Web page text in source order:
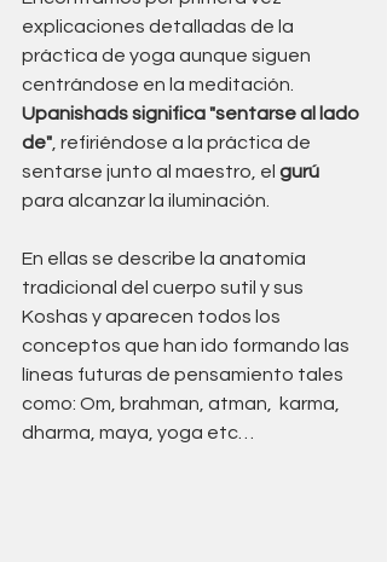
explicaciones detalladas de la
práctica de yoga aunque siguen
centrándose en la meditación.
Upanishads significa "sentarse al lado
de", refiriéndose a la práctica de
sentarse junto al maestro, el gurú
para alcanzar la iluminación.
En ellas se describe la anatomía
tradicional del cuerpo sutil y sus
Koshas y aparecen todos los
conceptos que han ido formando las
líneas futuras de pensamiento tales
como: Om, brahman, atman,  karma,
dharma, maya, yoga etc…